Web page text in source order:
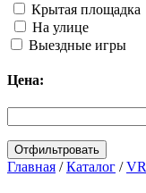
Крытая площадка
На улице
Выездные игры
Цена:
Главная /Каталог /VR